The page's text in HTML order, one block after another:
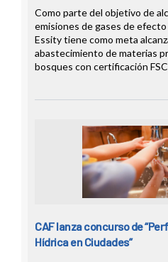
Como parte del objetivo de
emisiones de gases de
Essity tiene como meta
abastecimiento de materias
bosques con certificación FSC
CAF lanza concurso de
Hídrica en Ciudades”